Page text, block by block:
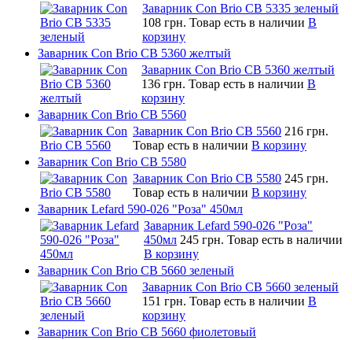
Заварник Con Brio CB 5335 зеленый
108 грн. Товар есть в наличии В
корзину
Заварник Con Brio CB 5360 желтый
Заварник Con Brio CB 5360 желтый
136 грн. Товар есть в наличии В
корзину
Заварник Con Brio CB 5560
Заварник Con Brio CB 5560 216 грн.
Товар есть в наличии В корзину
Заварник Con Brio CB 5580
Заварник Con Brio CB 5580 245 грн.
Товар есть в наличии В корзину
Заварник Lefard 590-026 "Роза" 450мл
Заварник Lefard 590-026 "Роза"
450мл 245 грн. Товар есть в наличии
В корзину
Заварник Con Brio CB 5660 зеленый
Заварник Con Brio CB 5660 зеленый
151 грн. Товар есть в наличии В
корзину
Заварник Con Brio CB 5660 фиолетовый